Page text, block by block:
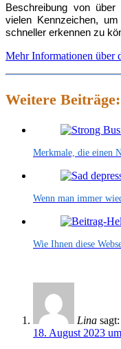
Beschreibung von
vielen Kennzeichen,
schneller erkennen zu
Mehr Informationen über
Weitere Beiträge:
Merkmale, die einen
Wenn man immer
Wie Ihnen diese
Lina sagt:
18. August 2023